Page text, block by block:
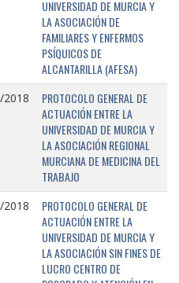
UNIVERSIDAD DE MURCIA Y
LA ASOCIACIÓN DE
FAMILIARES Y ENFERMOS
PSÍQUICOS DE
ALCANTARILLA (AFESA)
2018
PROTOCOLO GENERAL DE
ACTUACIÓN ENTRE LA
UNIVERSIDAD DE MURCIA Y
LA ASOCIACIÓN REGIONAL
MURCIANA DE MEDICINA DEL
TRABAJO
PROTOCOLO GENERAL DE
ACTUACIÓN ENTRE LA
UNIVERSIDAD DE MURCIA Y
LA ASOCIACIÓN SIN FINES DE
LUCRO CENTRO DE